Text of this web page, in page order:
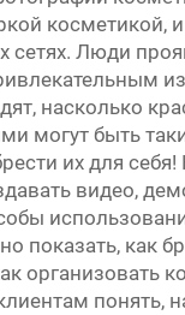
косметикой,
сетях. Люди
насколько
могут быть
их для
видео,
показать, как
организовать
понять,